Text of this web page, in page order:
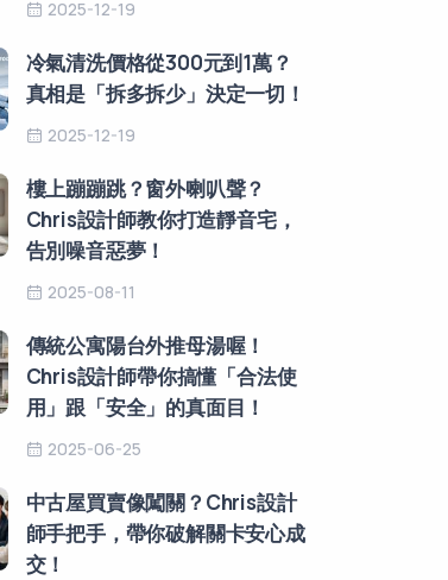
2025-12-19
冷氣清洗價格從300元到1萬？
真相是「拆多拆少」決定一切！
2025-12-19
樓上蹦蹦跳？窗外喇叭聲？
Chris設計師教你打造靜音宅，
告別噪音惡夢！
2025-08-11
傳統公寓陽台外推母湯喔！
Chris設計師帶你搞懂「合法使
用」跟「安全」的真面目！
2025-06-25
中古屋買賣像闖關？Chris設計
師手把手，帶你破解關卡安心成
交！